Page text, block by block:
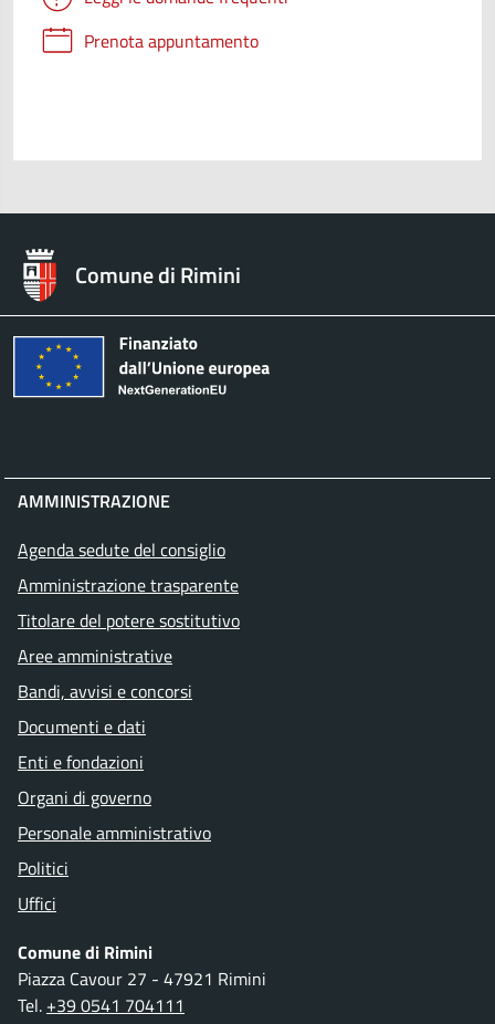
Prenota appuntamento
Comune di Rimini
AMMINISTRAZIONE
Agenda sedute del consiglio
Amministrazione trasparente
Titolare del potere sostitutivo
Aree amministrative
Bandi, avvisi e concorsi
Documenti e dati
Enti e fondazioni
Organi di governo
Personale amministrativo
Politici
Uffici
Comune di Rimini
Piazza Cavour 27 - 47921 Rimini
Tel. +39 0541 704111